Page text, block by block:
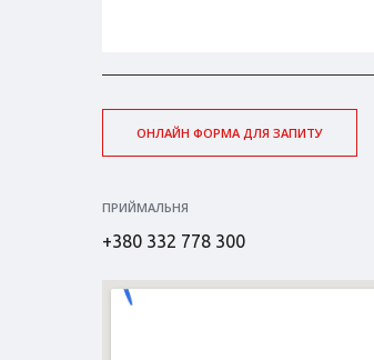
ОНЛАЙН ФОРМА ДЛЯ ЗАПИТУ
ПРИЙМАЛЬНЯ
+380 332 778 300